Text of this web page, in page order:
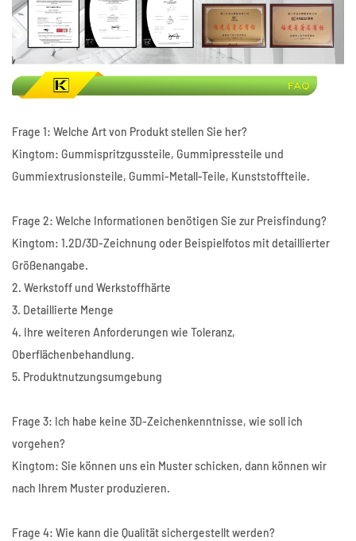
Frage 1: Welche Art von Produkt stellen Sie her?
Kingtom: Gummispritzgussteile, Gummipressteile und
Gummiextrusionsteile, Gummi-Metall-Teile, Kunststoffteile.
Frage 2: Welche Informationen benötigen Sie zur Preisfindung?
Kingtom: 1.2D/3D-Zeichnung oder Beispielfotos mit detaillierter
Größenangabe.
2. Werkstoff und Werkstoffhärte
3. Detaillierte Menge
4. Ihre weiteren Anforderungen wie Toleranz,
Oberflächenbehandlung.
5. Produktnutzungsumgebung
Frage 3: Ich habe keine 3D-Zeichenkenntnisse, wie soll ich
vorgehen?
Kingtom: Sie können uns ein Muster schicken, dann können wir
nach Ihrem Muster produzieren.
Frage 4: Wie kann die Qualität sichergestellt werden?